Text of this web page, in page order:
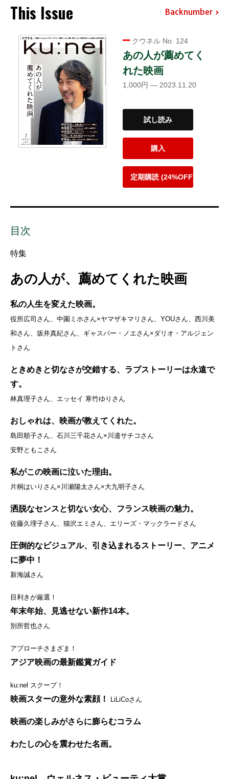
This Issue Backnumber
クウネル No. 124
あの人が薦めてく
れた映画
1,000円 — 2023.11.20
試し読み
購入
定期購読 (24%OFF)
目次
特集
あの人が、薦めてくれた映画
私の人生を変えた映画。
役所広司さん、中園ミホさん×ヤマザキマリさん、YOUさん、西川美
和さん、坂井真紀さん、ギャスパー・ノエさん×ダリオ・アルジェン
トさん
ときめきと切なさが交錯する、ラブストーリーは永遠で
す。
林真理子さん、エッセイ 寒竹ゆりさん
おしゃれは、映画が教えてくれた。
島田順子さん、石川三千花さん×川邉サチコさん
安野ともこさん
私がこの映画に泣いた理由。
片桐はいりさん×川瀬陽太さん×大九明子さん
洒脱なセンスと切ない女心、フランス映画の魅力。
佐藤久理子さん、猫沢エミさん、エリーズ・マックラードさん
圧倒的なビジュアル、引き込まれるストーリー、アニメ
に夢中！
新海誠さん
目利きが厳選！
年末年始、見逃せない新作14本。
別所哲也さん
アプローチさまざま！
アジア映画の最新鑑賞ガイド
ku:nel スクープ！
映画スターの意外な素顔！ LiLiCoさん
映画の楽しみがさらに膨らむコラム
わたしの心を震わせた名画。